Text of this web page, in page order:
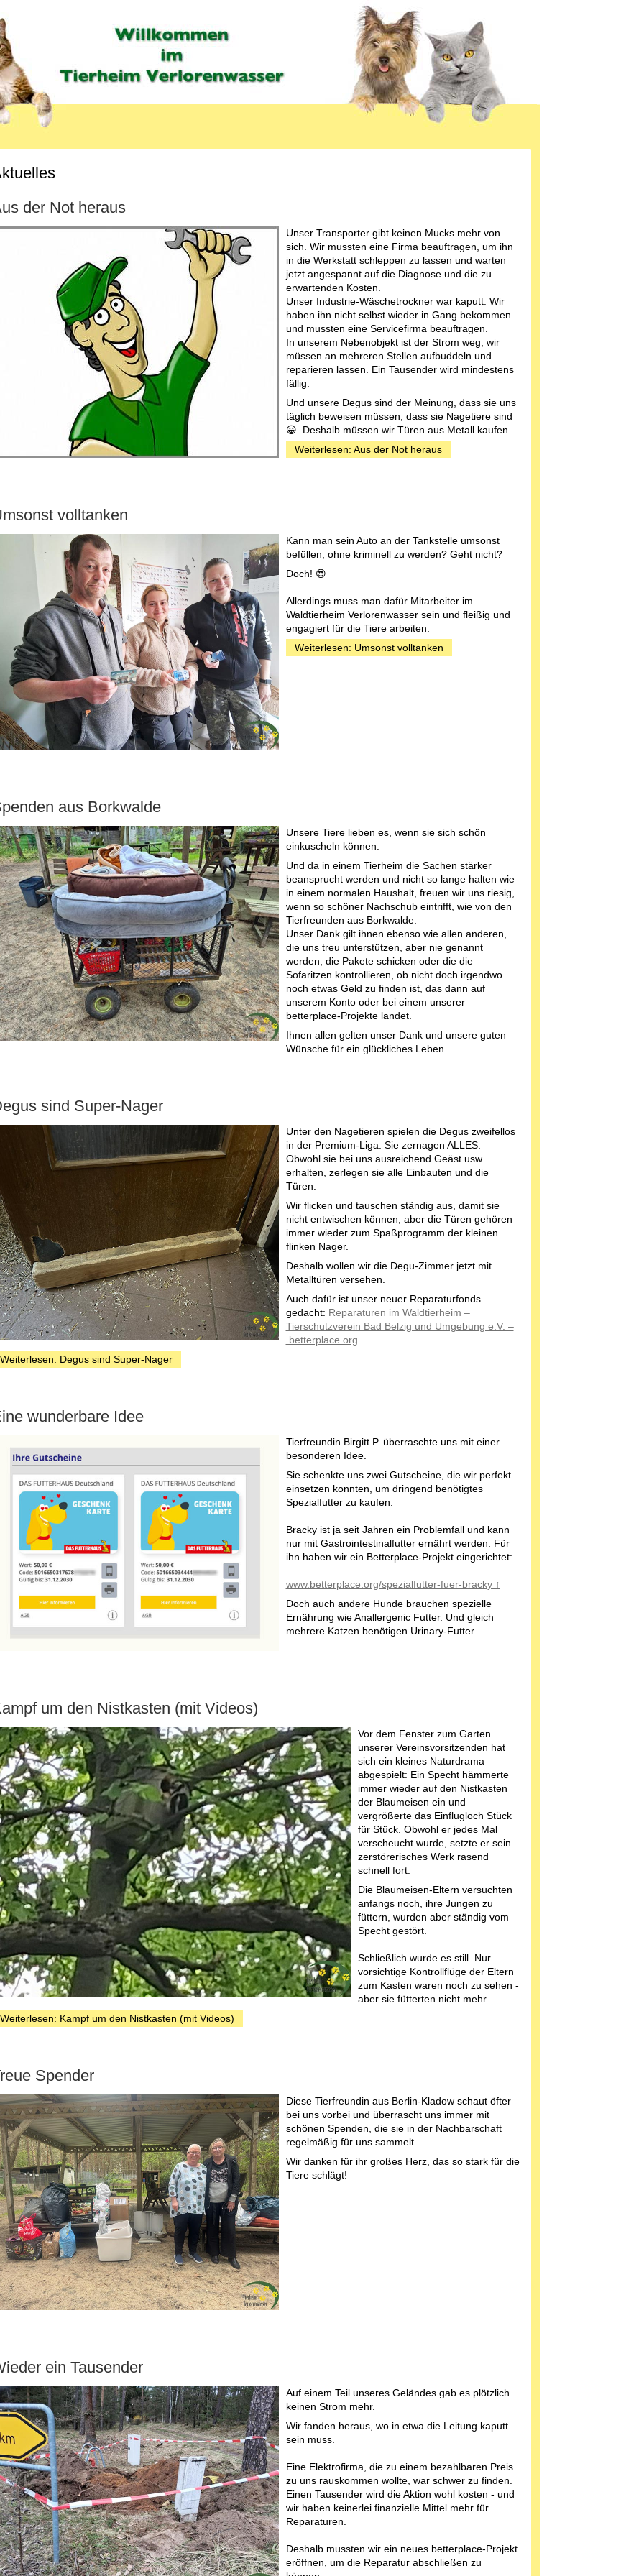
der Not heraus
Unser Transporter gibt keinen Mucks mehr von
sich. Wir mussten eine Firma beauftragen, um ihn
in die Werkstatt schleppen zu lassen und warten
jetzt angespannt auf die Diagnose und die zu
erwartenden Kosten.
Unser Industrie-Wäschetrockner war kaputt. Wir
haben ihn nicht selbst wieder in Gang bekommen
und mussten eine Servicefirma beauftragen.
In unserem Nebenobjekt ist der Strom weg; wir
müssen an mehreren Stellen aufbuddeln und
reparieren lassen. Ein Tausender wird mindestens
fällig.
Und unsere Degus sind der Meinung, dass sie uns
täglich beweisen müssen, dass sie Nagetiere sind
😀. Deshalb müssen wir Türen aus Metall kaufen.
Weiterlesen: Aus der Not heraus
volltanken
Kann man sein Auto an der Tankstelle umsonst
befüllen, ohne kriminell zu werden? Geht nicht?
Doch! 😍
Allerdings muss man dafür Mitarbeiter im
Waldtierheim Verlorenwasser sein und fleißig und
engagiert für die Tiere arbeiten.
Weiterlesen: Umsonst volltanken
aus Borkwalde
Unsere Tiere lieben es, wenn sie sich schön
einkuscheln können.
Und da in einem Tierheim die Sachen stärker
beansprucht werden und nicht so lange halten wie
in einem normalen Haushalt, freuen wir uns riesig,
wenn so schöner Nachschub eintrifft, wie von den
Tierfreunden aus Borkwalde.
Unser Dank gilt ihnen ebenso wie allen anderen,
die uns treu unterstützen, aber nie genannt
werden, die Pakete schicken oder die die
Sofaritzen kontrollieren, ob nicht doch irgendwo
noch etwas Geld zu finden ist, das dann auf
unserem Konto oder bei einem unserer
betterplace-Projekte landet.
Ihnen allen gelten unser Dank und unsere guten
Wünsche für ein glückliches Leben.
sind Super-Nager
Unter den Nagetieren spielen die Degus zweifellos
in der Premium-Liga: Sie zernagen ALLES.
Obwohl sie bei uns ausreichend Geäst usw.
erhalten, zerlegen sie alle Einbauten und die
Türen.
Wir flicken und tauschen ständig aus, damit sie
nicht entwischen können, aber die Türen gehören
immer wieder zum Spaßprogramm der kleinen
flinken Nager.
Deshalb wollen wir die Degu-Zimmer jetzt mit
Metalltüren versehen.
Auch dafür ist unser neuer Reparaturfonds
gedacht: Reparaturen im Waldtierheim –
Tierschutzverein Bad Belzig und Umgebung e.V. –
betterplace.org
Weiterlesen: Degus sind Super-Nager
wunderbare Idee
Tierfreundin Birgitt P. überraschte uns mit einer
besonderen Idee.
Sie schenkte uns zwei Gutscheine, die wir perfekt
einsetzen konnten, um dringend benötigtes
Spezialfutter zu kaufen.
Bracky ist ja seit Jahren ein Problemfall und kann
nur mit Gastrointestinalfutter ernährt werden. Für
ihn haben wir ein Betterplace-Projekt eingerichtet:
www.betterplace.org/spezialfutter-fuer-bracky ↑
Doch auch andere Hunde brauchen spezielle
Ernährung wie Anallergenic Futter. Und gleich
mehrere Katzen benötigen Urinary-Futter.
um den Nistkasten (mit Videos)
Vor dem Fenster zum Garten
unserer Vereinsvorsitzenden hat
sich ein kleines Naturdrama
abgespielt: Ein Specht hämmerte
immer wieder auf den Nistkasten
der Blaumeisen ein und
vergrößerte das Einflugloch Stück
für Stück. Obwohl er jedes Mal
verscheucht wurde, setzte er sein
zerstörerisches Werk rasend
schnell fort.
Die Blaumeisen-Eltern versuchten
anfangs noch, ihre Jungen zu
füttern, wurden aber ständig vom
Specht gestört.
Schließlich wurde es still. Nur
vorsichtige Kontrollflüge der Eltern
zum Kasten waren noch zu sehen -
aber sie fütterten nicht mehr.
Weiterlesen: Kampf um den Nistkasten (mit Videos)
Spender
Diese Tierfreundin aus Berlin-Kladow schaut öfter
bei uns vorbei und überrascht uns immer mit
schönen Spenden, die sie in der Nachbarschaft
regelmäßig für uns sammelt.
Wir danken für ihr großes Herz, das so stark für die
Tiere schlägt!
ein Tausender
Auf einem Teil unseres Geländes gab es plötzlich
keinen Strom mehr.
Wir fanden heraus, wo in etwa die Leitung kaputt
sein muss.
Eine Elektrofirma, die zu einem bezahlbaren Preis
zu uns rauskommen wollte, war schwer zu finden.
Einen Tausender wird die Aktion wohl kosten - und
wir haben keinerlei finanzielle Mittel mehr für
Reparaturen.
Deshalb mussten wir ein neues betterplace-Projekt
eröffnen, um die Reparatur abschließen zu